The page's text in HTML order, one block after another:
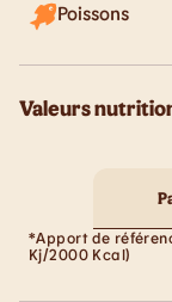
Poissons
Valeurs
*Apport de
Kj/2000 Kcal)